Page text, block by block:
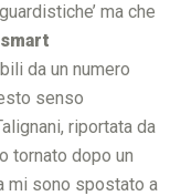
ma che
da un numero
senso
riportata da
tornato dopo un
mi sono spostato a